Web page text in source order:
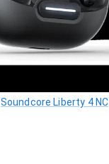
Soundcore Liberty 4 NC